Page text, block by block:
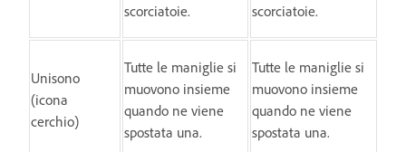
scorciatoie.
scorciatoie.
Unisono
(icona
cerchio)
Tutte le maniglie si
muovono insieme
quando ne viene
spostata una.
Tutte le maniglie si
muovono insieme
quando ne viene
spostata una.